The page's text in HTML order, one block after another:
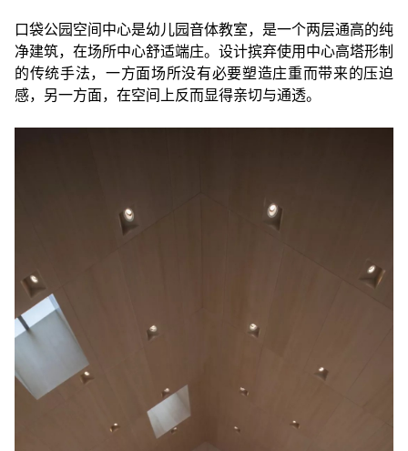
口袋公园空间中心是幼儿园音体教室，是一个两层通高的纯
净建筑，在场所中心舒适端庄。设计摈弃使用中心高塔形制
的传统手法，一方面场所没有必要塑造庄重而带来的压迫
感，另一方面，在空间上反而显得亲切与通透。